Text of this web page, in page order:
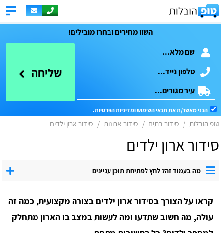
השוו מחירים ובחרו מובילים!
שליחה
הנני מאשר/ת את תנאי השימושומדיניות הפרטיות.
טופ הובלות סידור בתים סידור ארונות סידור ארון ילדים
סידור ארון ילדים
מה בעמוד זה? לחץ לפתיחת תוכן עניינים
קראו על הצורך בסידור ארון ילדים בצורה מקצועית, כמה זה
עולה, מה חשוב שתדעו ומה לעשות במצב בו הארון מתחלק